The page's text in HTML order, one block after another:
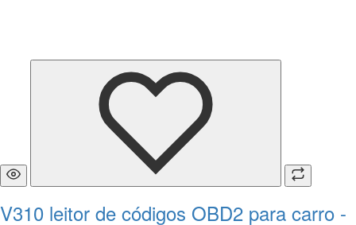
V310 leitor de códigos OBD2 para carro -